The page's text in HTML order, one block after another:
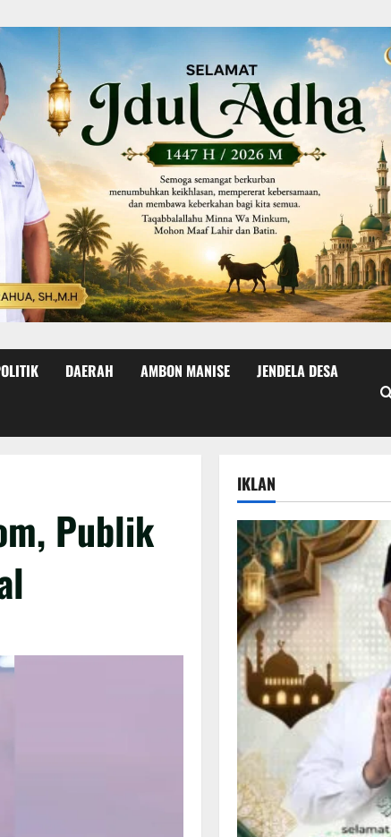
DAERAH AMBON MANISE JENDELA DESA
Publik
IKLAN